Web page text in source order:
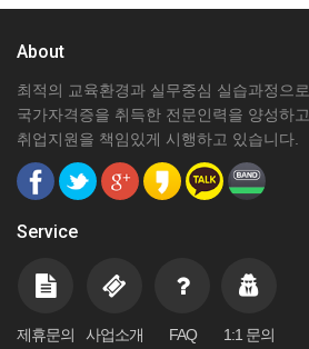
About
최적의 교육환경과 실무중심 실습과정으로
국가자격증을 취득한 전문인력을 양성하고
취업지원을 책임있게 시행하고 있습니다.
Service
제휴문의 사업소개 FAQ 1:1 문의